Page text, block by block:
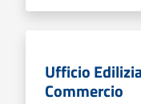
Ufficio
Commercio